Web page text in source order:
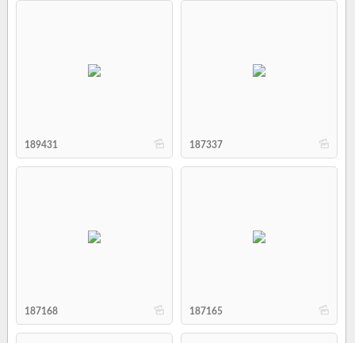
b
189431 b
187337
b
187168 b
187165